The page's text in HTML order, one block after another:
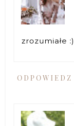
zrozumiałe :)
ODPOWIEDZ